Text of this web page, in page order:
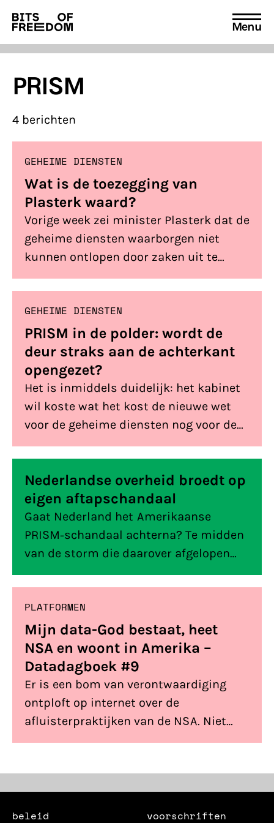
Search
for:
Menu
PRISM
4 berichten
GEHEIME DIENSTEN
Wat is de toezegging van
Plasterk waard?
Vorige week zei minister Plasterk dat de
geheime diensten waarborgen niet
kunnen ontlopen door zaken uit te
besteden. Is deze toezegging echt wat
waard of blijft het bij een papieren
belofte?
GEHEIME DIENSTEN
PRISM in de polder: wordt de
deur straks aan de achterkant
opengezet?
Het is inmiddels duidelijk: het kabinet
wil koste wat het kost de nieuwe wet
voor de geheime diensten nog voor de
verkiezingen van 15 maart erdoorheen
drukken. Er is ontzettend veel kritiek op
het voorstel. Dat is met de invoering
van een sleepnet ook niet zo
verwonderlijk. Toch is er nog een
belangrijk onderdeel van […]
Nederlandse overheid broedt op
eigen aftapschandaal
Gaat Nederland het Amerikaanse
PRISM-schandaal achterna? Te midden
van de storm die daarover afgelopen
vrijdag is opgewaaid, stelde Kamerlid
Van Raak (SP) kritische Kamervragen
over de heimelijke voorbereidingen van
een massale internettap die in
Nederland in volle gang zijn en
waarover het – tot nu toe – akelig stil is
gebleven.
PLATFORMEN
Mijn data-God bestaat, heet
NSA en woont in Amerika –
Datadagboek #9
Er is een bom van verontwaardiging
ontploft op internet over de
afluisterpraktijken van de NSA. Niet
alleen klanten van telecomprovider
te worden, maar eigenlijk iedereen die
Google, Facebook, Microsoft, Apple,
Yahoo en Skype gebruikt. En dat is dus…
beleid voorschriften